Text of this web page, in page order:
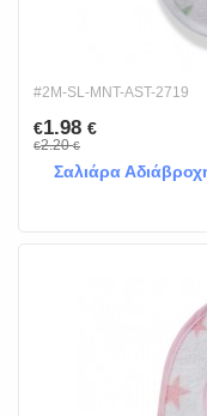
#2M-SL-MNT-AST-2719
€1.98 €
€2.20€
Σαλιάρα